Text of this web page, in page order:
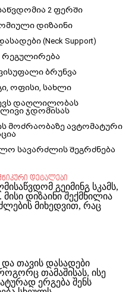
2 ფერში
დიზაინი
(Neck Support)
რეგულირება
ბრუნვა
ოფისი, სახლი
დაღლილობას
ჯდომისას
მოძრაობაზე ავტომატური
სავარძლის შეგრძნება
დეტალები
გეიმინგ სკამს,
დიზაინი შექმნილია
მიხედვით, რაც
თავის დასადები
თამაშისას, ისე
ერგება შენს